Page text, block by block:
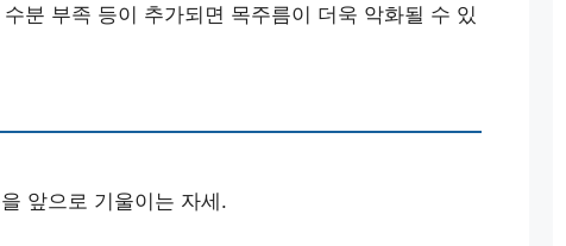
분 부족 등이 추가되면 목주름이 더욱 악화될 수 있
앞으로 기울이는 자세.